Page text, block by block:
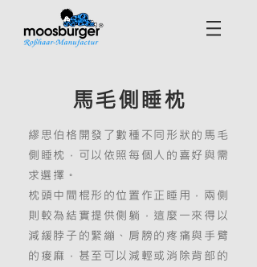
馬毛側睡枕
繆思伯格開發了數種不同形狀的馬毛
側睡枕，可以依照每個人的喜好與需
求選擇。
枕頭中間棍形的位置作正睡用，兩側
則較為結實提供側躺，這麼一來得以
減緩脖子的緊繃、肩膀的疼痛與手臂
的痠麻，甚至可以減輕或消除背部的